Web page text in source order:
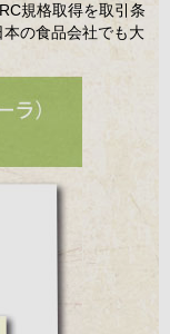
規格取得を取引条
の食品会社でも大